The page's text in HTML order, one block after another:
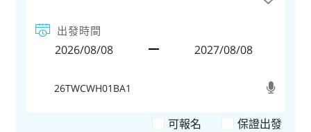
出發時間
可報名 保證出發